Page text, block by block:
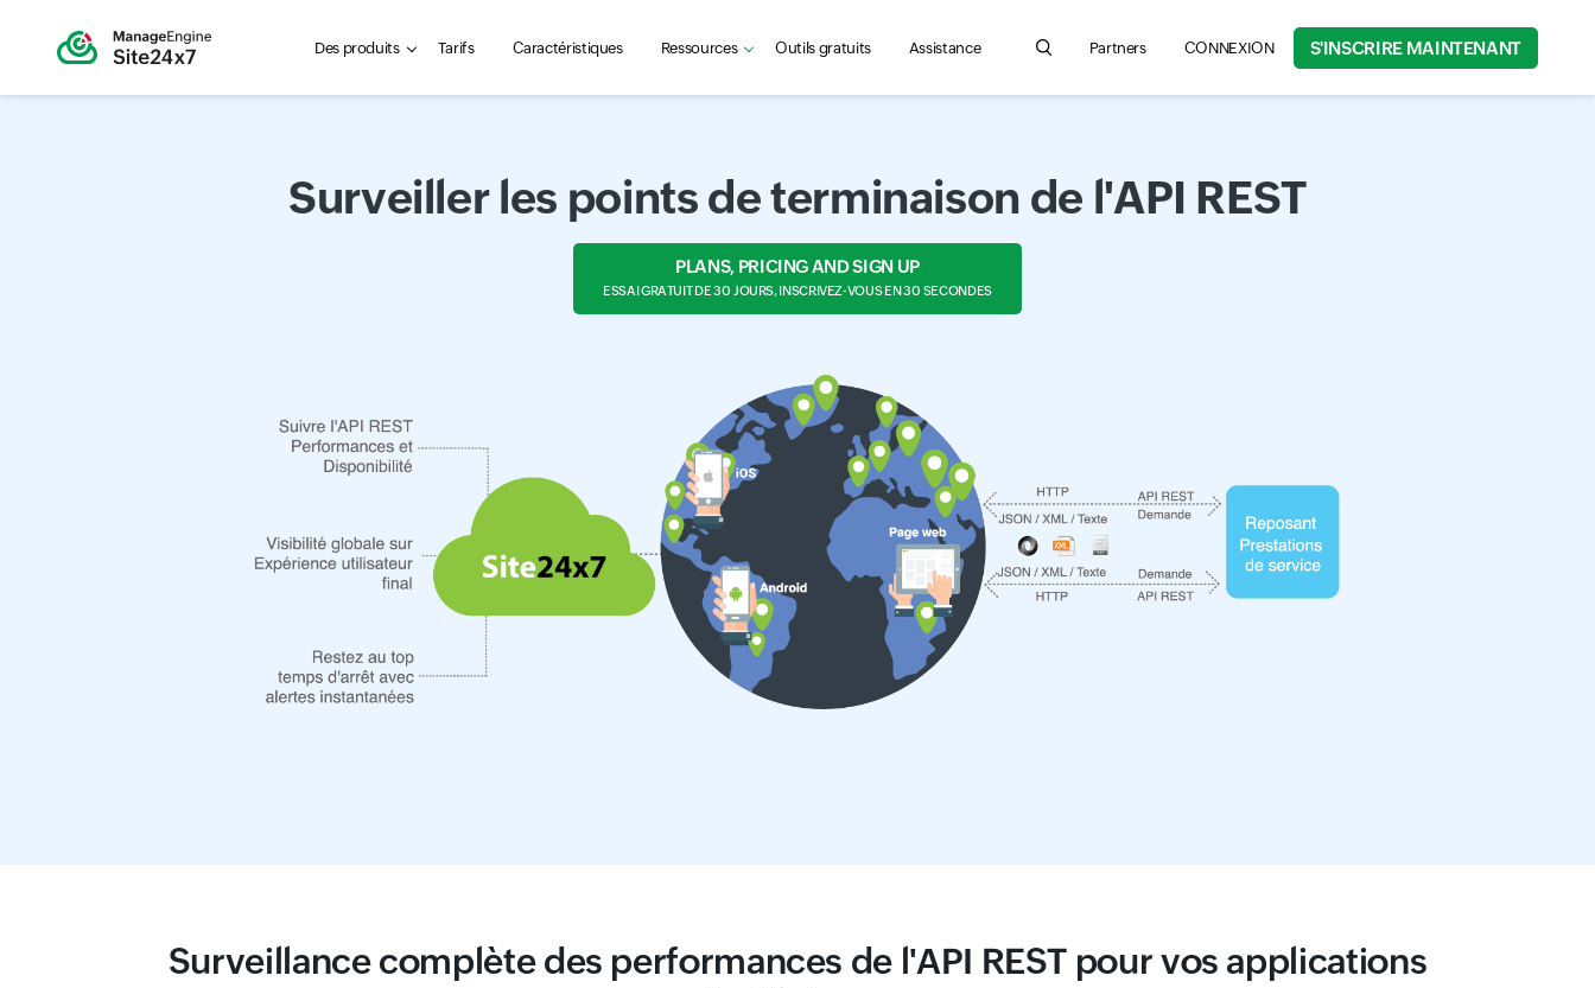
Des produits Tarifs Caractéristiques Ressources Outils gratuits Assistance Search for product information, help articles, and more...
Partners CONNEXION S'INSCRIRE MAINTENANT
Surveiller les points de terminaison de l'API REST
PLANS, PRICING AND SIGN UP
ESSAI GRATUIT DE 30 JOURS, INSCRIVEZ-VOUS EN 30 SECONDES
Surveillance complète des performances de l'API REST pour vos applications